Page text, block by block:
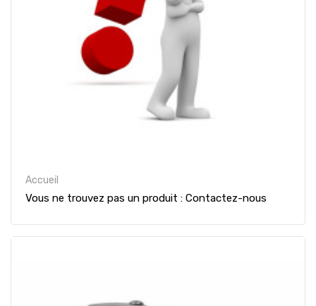
Accueil
Vous ne trouvez pas un produit : Contactez-nous